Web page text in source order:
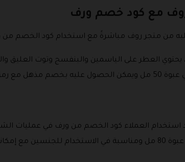
مع كود خصم ورف
من متجر روف مباشرةً مع استخدام كود الخصم من
العطر على الياسمين والبنفسج وتوت العليق
رمز خصم ورف.
العملاء كود الخصم من ورف في عمليات
ونجيل الهند والعنبر، ويتوفر في عبوة 80 مل ومناسبة في